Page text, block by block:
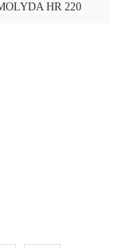
HR 220